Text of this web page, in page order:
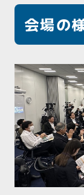
会場の